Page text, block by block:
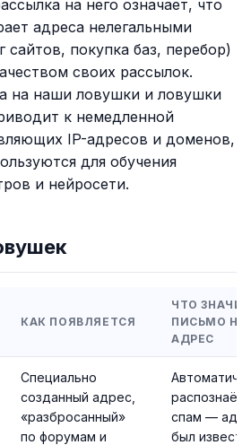
на него означает, что
адреса нелегальными
сайтов, покупка баз, перебор)
своих рассылок.
на наши ловушки и ловушки
к немедленной
IP-адресов и доменов,
для обучения
и нейросети.
КАК ПОЯВЛЯЕТСЯ
ЧТО ЗНАЧИТ
ПИСЬМО НА
АДРЕС
Специально
созданный адрес,
«разбросанный»
по форумам и
спам —
был